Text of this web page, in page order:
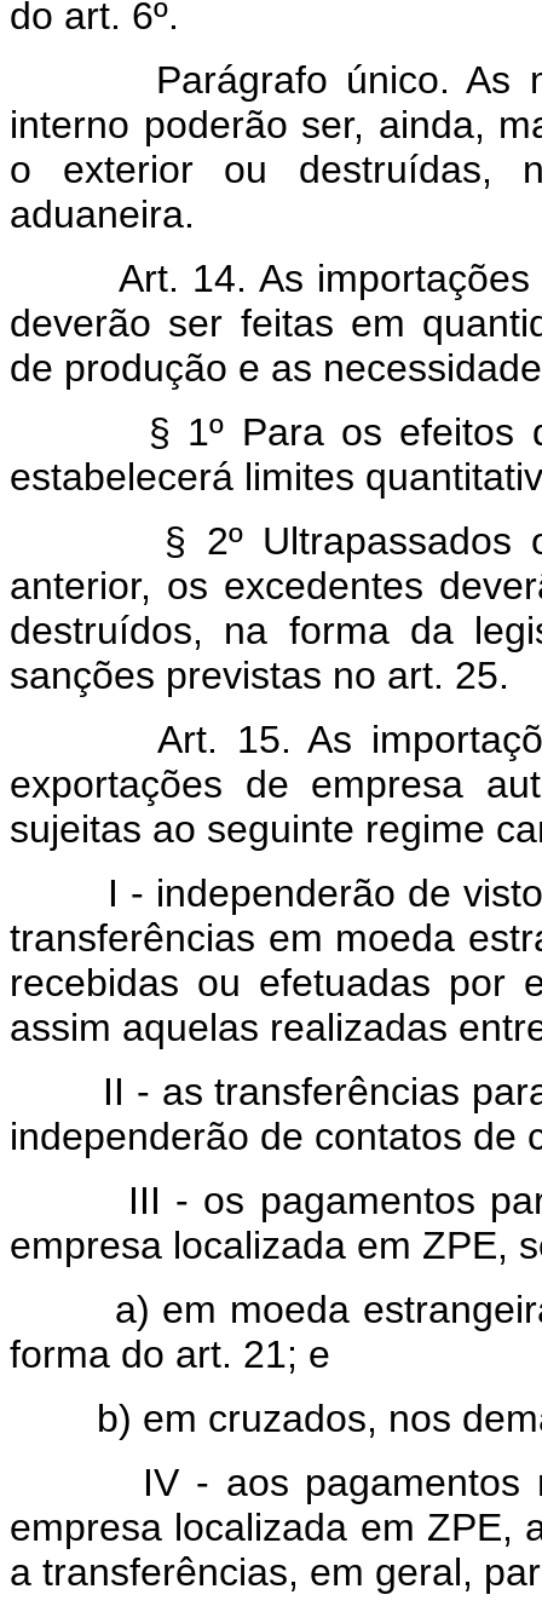
do art. 6º.
Parágrafo único. As
interno poderão ser, ainda,
o exterior ou destruídas,
aduaneira.
Art. 14. As importações e
deverão ser feitas em
de produção e as
§ 1º Para os efeitos
estabelecerá limites
§ 2º Ultrapassados os
anterior, os excedentes
destruídos, na forma da
sanções previstas no art. 25.
Art. 15. As
exportações de empresa
sujeitas ao seguinte regime
I - independerão de visto
transferências em moeda
recebidas ou efetuadas por
assim aquelas realizadas
II - as transferências para
independerão de contatos de
III - os pagamentos para
empresa localizada em ZPE,
a) em moeda
forma do art. 21; e
b) em cruzados, nos
IV - aos pagamentos
empresa localizada em ZPE,
a transferências, em geral,